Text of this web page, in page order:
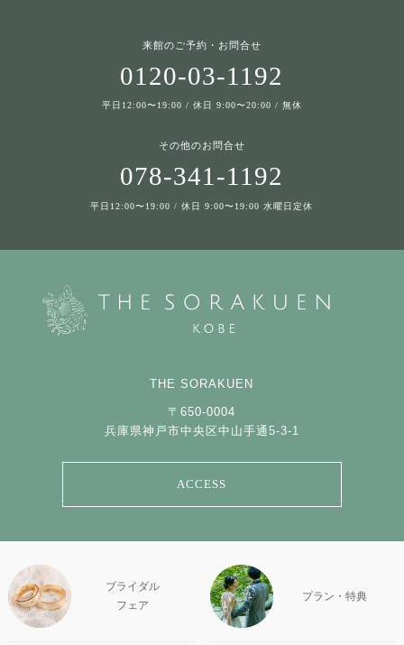
来館のご予約・お問合せ
0120-03-1192
平日12:00〜19:00 / 休日 9:00〜20:00 / 無休
その他のお問合せ
078-341-1192
平日12:00〜19:00 / 休日 9:00〜19:00 水曜日定休
THE SORAKUEN
〒650-0004
兵庫県神戸市中央区中山手通5-3-1
ACCESS
ブライダル
フェア
プラン・特典